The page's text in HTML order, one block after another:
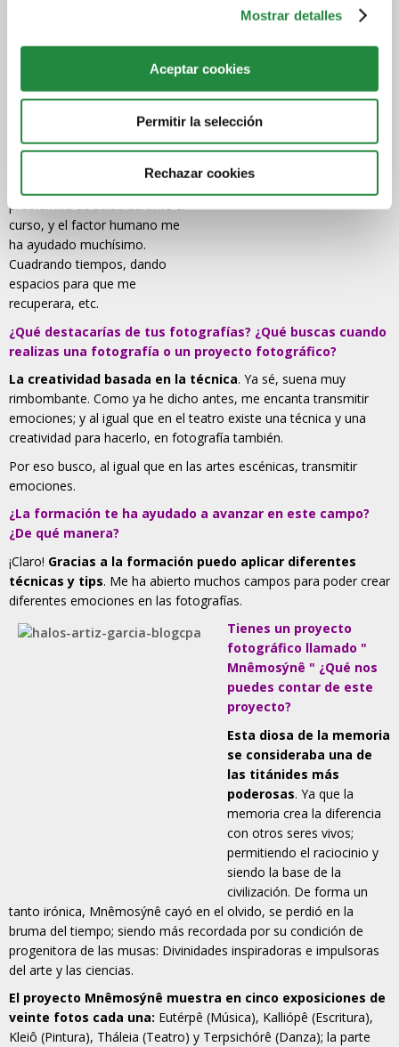
Mostrar detalles
Aceptar cookies
Permitir la selección
Rechazar cookies
experiencia de haber
MUY POSITIVA.Como ya he
plataforma online con un
gran factor humano.
problemilla de salud durante el
curso, y el factor humano me
ha ayudado muchísimo.
Cuadrando tiempos, dando
espacios para que me
recuperara, etc.
¿Qué destacarías de tus fotografías? ¿Qué buscas cuando
realizas una fotografía o un proyecto fotográfico?
La creatividad basada en la técnica. Ya sé, suena muy
rimbombante. Como ya he dicho antes, me encanta transmitir
emociones; y al igual que en el teatro existe una técnica y una
creatividad para hacerlo, en fotografía también.
Por eso busco, al igual que en las artes escénicas, transmitir
emociones.
¿La formación te ha ayudado a avanzar en este campo?
¿De qué manera?
¡Claro! Gracias a la formación puedo aplicar diferentes
técnicas y tips. Me ha abierto muchos campos para poder crear
diferentes emociones en las fotografías.
Tienes un proyecto
fotográfico llamado "
Mnêmosýnê " ¿Qué nos
puedes contar de este
proyecto?
Esta diosa de la memoria
se consideraba una de
las titánides más
poderosas. Ya que la
memoria crea la diferencia
con otros seres vivos;
permitiendo el raciocinio y
siendo la base de la
civilización. De forma un
tanto irónica, Mnêmosýnê cayó en el olvido, se perdió en la
bruma del tiempo; siendo más recordada por su condición de
progenitora de las musas: Divinidades inspiradoras e impulsoras
del arte y las ciencias.
El proyecto Mnêmosýnê muestra en cinco exposiciones de
veinte fotos cada una: Eutérpê (Música), Kalliópê (Escritura),
Kleiô (Pintura), Tháleia (Teatro) y Terpsichórê (Danza); la parte